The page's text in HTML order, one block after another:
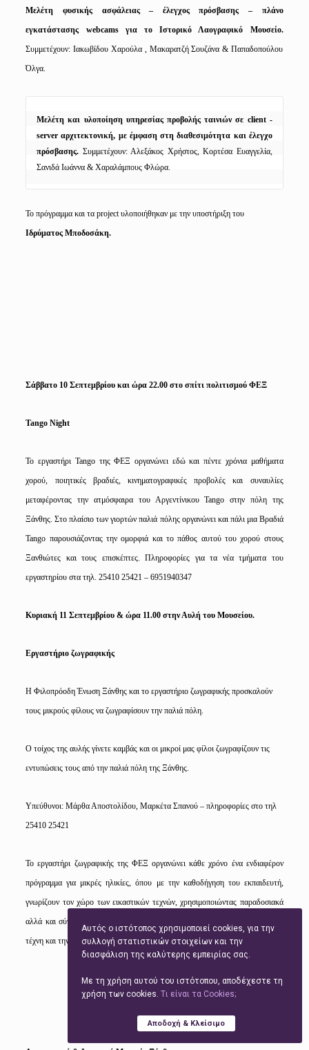
Μελέτη φυσικής ασφάλειας – έλεγχος πρόσβασης – πλάνο
εγκατάστασης webcams για το Ιστορικό Λαογραφικό Μουσείο.
Συμμετέχουν: Ιακωβίδου Χαρούλα , Μακαρατζή Σουζάνα & Παπαδοπούλου
Όλγα.
Μελέτη και υλοποίηση υπηρεσίας προβολής ταινιών σε client -
server αρχιτεκτονική, με έμφαση στη διαθεσιμότητα και έλεγχο
πρόσβασης. Συμμετέχουν: Αλεξάκος Χρήστος, Κορτέσα Ευαγγελία,
Σανιδά Ιωάννα & Χαραλάμπους Φλώρα.
Το πρόγραμμα και τα project υλοποιήθηκαν με την υποστήριξη του
Ιδρύματος Μποδοσάκη.
Σάββατο 10 Σεπτεμβρίου και ώρα 22.00 στο σπίτι πολιτισμού ΦΕΞ
Tango Night
Το εργαστήρι Tangoτης ΦΕΞ οργανώνει εδώ και πέντε χρόνια μαθήματα
χορού, ποιητικές βραδιές, κινηματογραφικές προβολές και συναυλίες
μεταφέροντας την ατμόσφαιρα του ΑργεντίνικουTango στην πόλη της
Ξάνθης. Στο πλαίσιο των γιορτών παλιά πόλης οργανώνει και πάλι μια Βραδιά
Tango παρουσιάζοντας την ομορφιά και το πάθος αυτού του χορού στους
Ξανθιώτες και τους επισκέπτες. Πληροφορίες για τα νέα τμήματα του
εργαστηρίου στα τηλ. 25410 25421 – 6951940347
Κυριακή 11 Σεπτεμβρίου & ώρα 11.00 στην Αυλή του Μουσείου.
Εργαστήριο ζωγραφικής
Η Φιλοπρόοδη Ένωση Ξάνθης και το εργαστήριο ζωγραφικής προσκαλούν
τους μικρούς φίλους να ζωγραφίσουν την παλιά πόλη.
Ο τοίχος της αυλής γίνετε καμβάς και οι μικροί μας φίλοι ζωγραφίζουν τις
εντυπώσεις τους από την παλιά πόλη της Ξάνθης.
Υπεύθυνοι: Μάρθα Αποστολίδου, Μαρκέτα Σπανού – πληροφορίες στο τηλ
25410 25421
Το εργαστήρι ζωγραφικής της ΦΕΞ οργανώνει κάθε χρόνο ένα ενδιαφέρον
πρόγραμμα για μικρές ηλικίες, όπου με την καθοδήγηση του εκπαιδευτή,
γνωρίζουν τον χώρο των εικαστικών τεχνών, χρησιμοποιώντας παραδοσιακά
αλλά και σύγχρονα μέσα. Στο τμήμα οι μικροί μας θα γνωρίσουν ακόμη την
τέχνη και την τεχνική της φωτογραφίας, χαρακτικής, γλυπτικής…
Αυτός ο ιστότοπος χρησιμοποιεί cookies, για την
συλλογή στατιστικών στοιχείων και την
διασφάλιση της καλύτερης εμπειρίας σας.
Με τη χρήση αυτού του ιστότοπου, αποδέχεστε τη
χρήση των cookies. Tι είναι τα Cookies;
Αποδοχή & Κλείσιμο